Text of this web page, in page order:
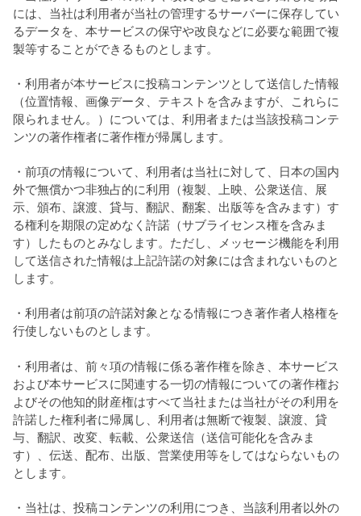
には、当社は利用者が当社の管理するサーバーに保存してい
るデータを、本サービスの保守や改良などに必要な範囲で複
製等することができるものとします。
・利用者が本サービスに投稿コンテンツとして送信した情報
（位置情報、画像データ、テキストを含みますが、これらに
限られません。）については、利用者または当該投稿コンテ
ンツの著作権者に著作権が帰属します。
・前項の情報について、利用者は当社に対して、日本の国内
外で無償かつ非独占的に利用（複製、上映、公衆送信、展
示、頒布、譲渡、貸与、翻訳、翻案、出版等を含みます）す
る権利を期限の定めなく許諾（サブライセンス権を含みま
す）したものとみなします。ただし、メッセージ機能を利用
して送信された情報は上記許諾の対象には含まれないものと
します。
・利用者は前項の許諾対象となる情報につき著作者人格権を
行使しないものとします。
・利用者は、前々項の情報に係る著作権を除き、本サービス
および本サービスに関連する一切の情報についての著作権お
よびその他知的財産権はすべて当社または当社がその利用を
許諾した権利者に帰属し、利用者は無断で複製、譲渡、貸
与、翻訳、改変、転載、公衆送信（送信可能化を含みま
す）、伝送、配布、出版、営業使用等をしてはならないもの
とします。
・当社は、投稿コンテンツの利用につき、当該利用者以外の